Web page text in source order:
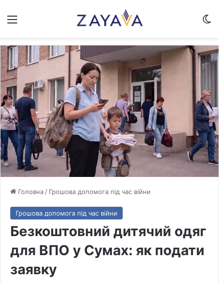
Меню
Головна / Грошова допомога під час війни
Грошова допомога під час війни
Безкоштовний дитячий одяг
для ВПО у Сумах: як подати
заявку